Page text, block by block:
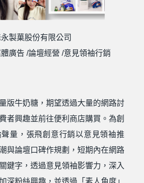
製菓股份有限公司
廣告 /論壇經營 /意見領袖行銷
版牛奶糖，期望透過大量的網路討
者興趣並前往便利商店購買。為創
量，張飛創意行銷以意見領袖推
與論壇口碑作規劃，短期內在網路
鍵字，透過意見領袖影響力，深入